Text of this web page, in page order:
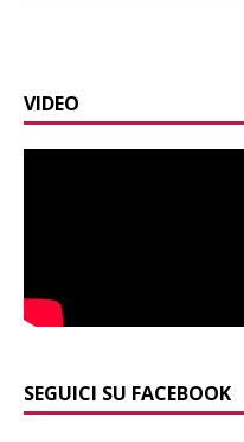
VIDEO
SEGUICI SU FACEBOOK